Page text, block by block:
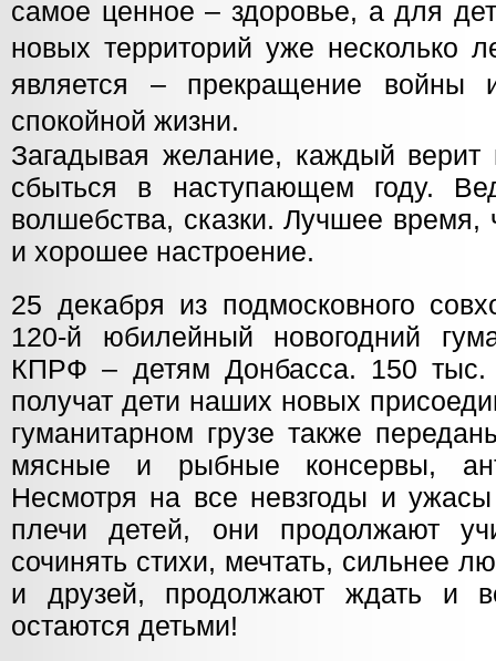
самое ценное – здоровье, а для
новых территорий уже несколько
является – прекращение войны
спокойной жизни.
Загадывая желание, каждый
сбыться в наступающем году.
волшебства, сказки. Лучшее время,
и хорошее настроение.
25 декабря из подмосковного
120-й юбилейный новогодний
КПРФ – детям Донбасса. 150 тыс.
получат дети наших новых
гуманитарном грузе также
мясные и рыбные консервы,
Несмотря на все невзгоды и
плечи детей, они продолжают
сочинять стихи, мечтать, сильнее
и друзей, продолжают ждать и
остаются детьми!